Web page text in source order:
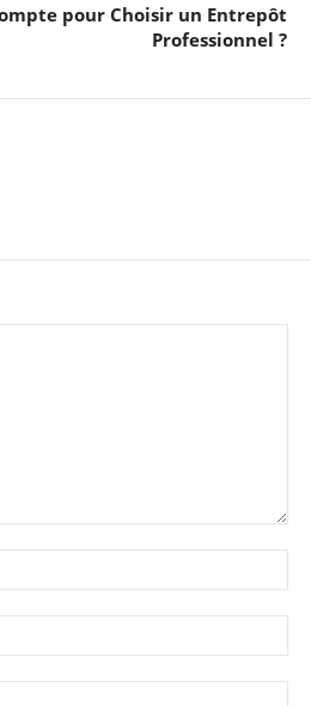
pour Choisir un Entrepôt
Professionnel ?